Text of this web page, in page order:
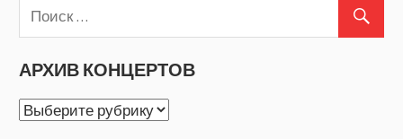
АРХИВ КОНЦЕРТОВ
АРХИВ